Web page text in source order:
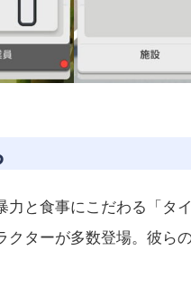
と食事にこだわる「タ
ターが多数登場。彼ら